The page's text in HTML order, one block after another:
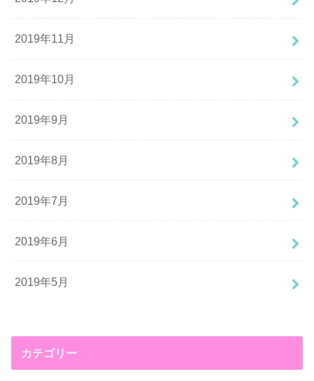
2019年11月
2019年10月
2019年9月
2019年8月
2019年7月
2019年6月
2019年5月
カテゴリー